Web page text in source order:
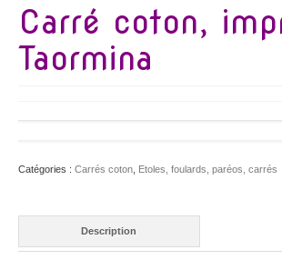
Carré coton,
Taormina
Catégories : Carrés coton Etoles, foulards, paréos, carrés
Description